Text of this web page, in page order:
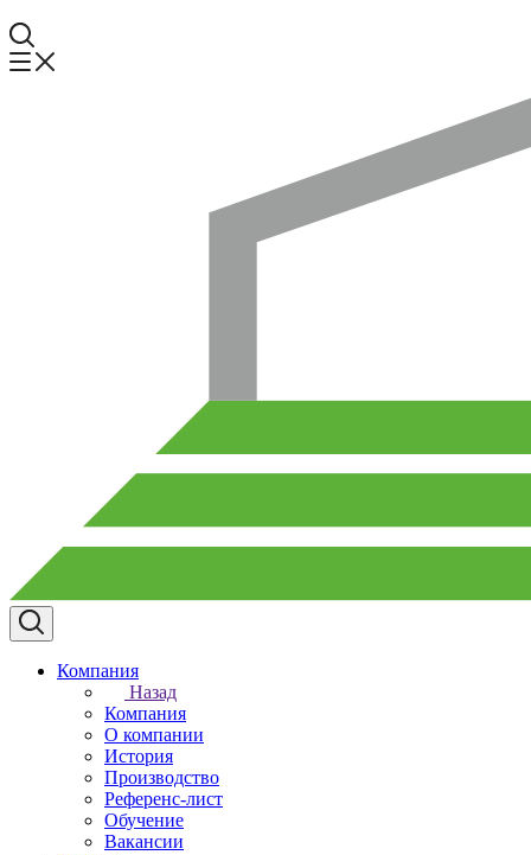
Компания
Назад
Компания
О компании
История
Производство
Референс-лист
Обучение
Вакансии